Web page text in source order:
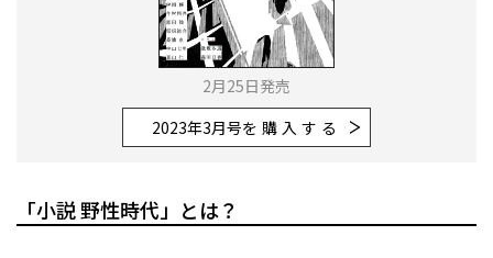
2月25日発売
2023年3月号を購入する
「小説 野性時代」とは？